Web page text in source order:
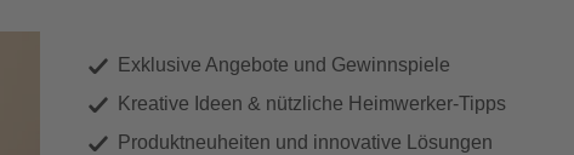
Exklusive Angebote und Gewinnspiele
Kreative Ideen & nützliche Heimwerker-Tipps
Produktneuheiten und innovative Lösungen